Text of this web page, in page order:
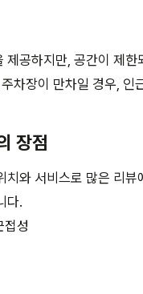
제공하지만, 공간이 제
차장이 만차일 경우, 인
장점
와 서비스로 많은 리
다.
접성